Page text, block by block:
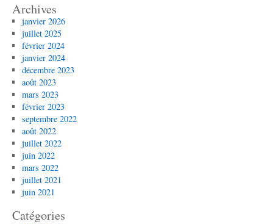
Archives
janvier 2026
juillet 2025
février 2024
janvier 2024
décembre 2023
août 2023
mars 2023
février 2023
septembre 2022
août 2022
juillet 2022
juin 2022
mars 2022
juillet 2021
juin 2021
Catégories